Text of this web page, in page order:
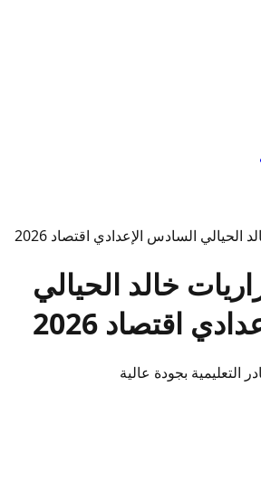
الحيالي السادس الإعدادي اقتصاد 2026
خالد الحيالي
اقتصاد 2026
بجودة عالية